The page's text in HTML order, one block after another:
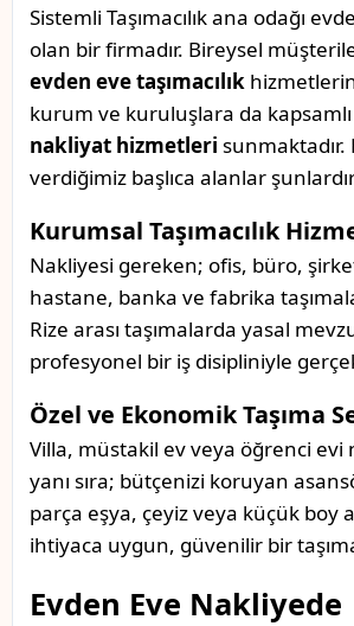
Sistemli Taşımacılık ana odağı
olan bir firmadır. Bireysel
evden eve taşımacılık
kurum ve kuruluşlara da kapsamlı
nakliyat hizmetleri sunmaktadır.
verdiğimiz başlıca alanlar
Kurumsal Taşımacılık
Nakliyesi gereken; ofis, büro,
hastane, banka ve fabrika
Rize arası taşımalarda yasal
profesyonel bir iş disipliniyle
Özel ve Ekonomik Taşıma
Villa, müstakil ev veya öğrenci evi
yanı sıra; bütçenizi koruyan
parça eşya, çeyiz veya küçük boy
ihtiyaca uygun, güvenilir bir
Evden Eve Nakliyede